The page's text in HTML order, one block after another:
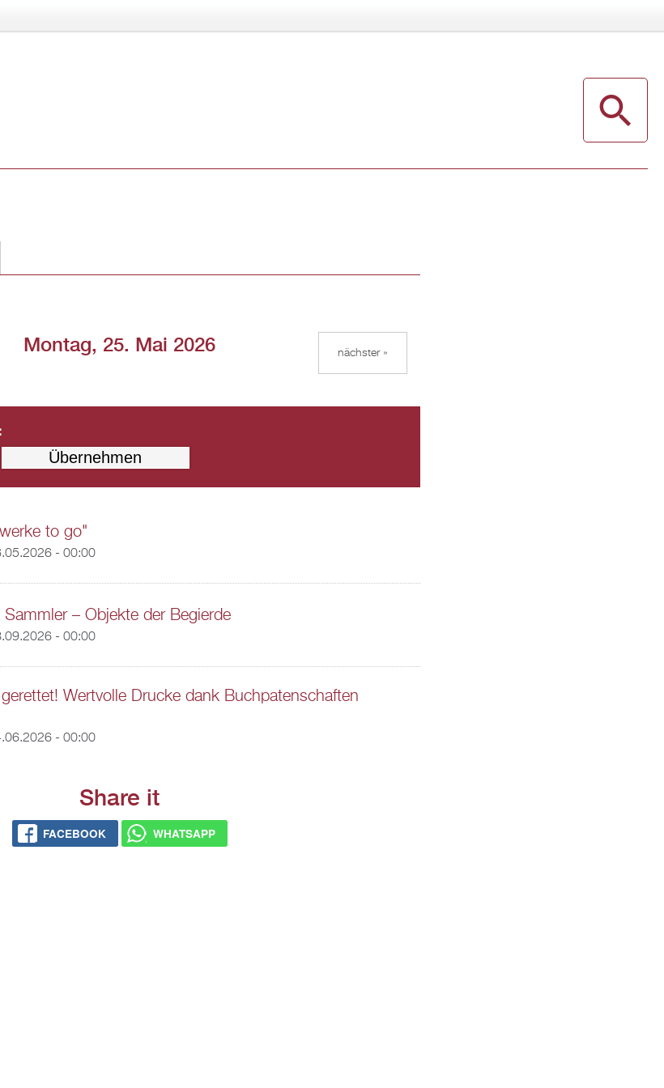
Reiter)
Montag, 25. Mai 2026 nächster »
to go"
- 00:00
– Objekte der Begierde
- 00:00
Wertvolle Drucke dank Buchpatenschaften
- 00:00
Share it
FACEBOOK WHATSAPP